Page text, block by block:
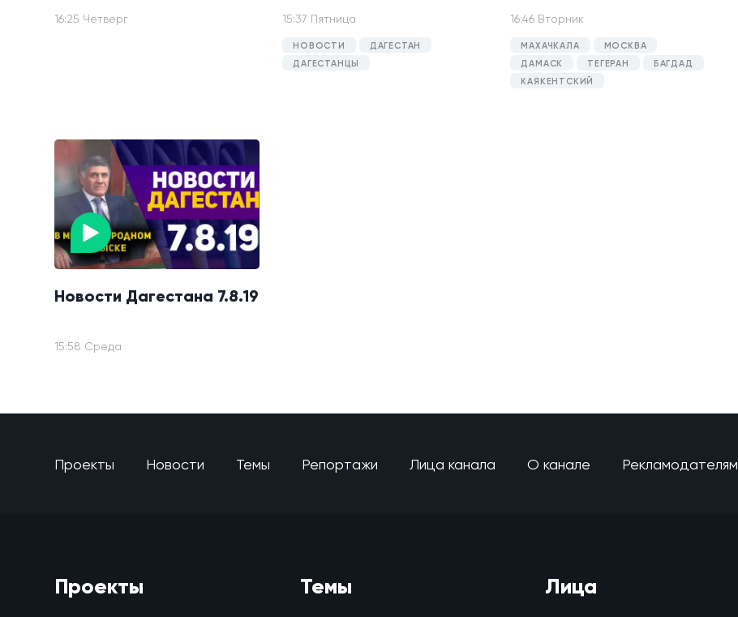
16:25 Четверг 15:37 Пятница
НОВОСТИ
ДАГЕСТАН
ДАГЕСТАНЦЫ
16:46 Вторник
МАХАЧКАЛА
МОСКВА
ДАМАСК
ТЕГЕРАН
БАГДАД
КАЯКЕНТСКИЙ
Новости Дагестана 7.8.19
15:58 Среда
Проекты Новости Темы Репортажи Лица канала О канале Рекламодателям
Проекты Темы Лица